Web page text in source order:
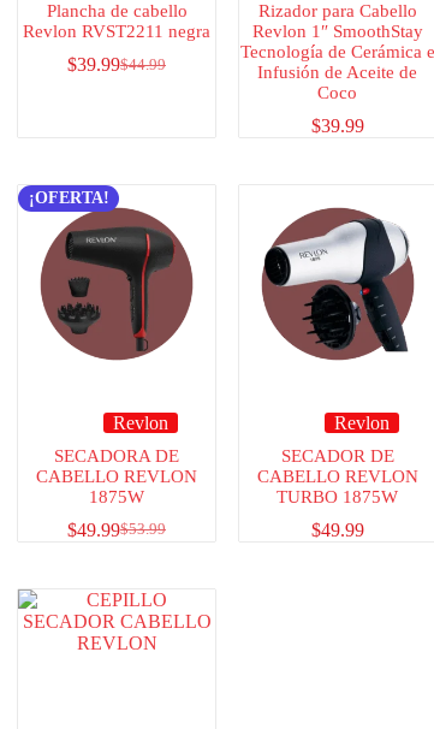
Plancha de cabello
Revlon RVST2211 negra
$44.99
$39.99
Rizador para Cabello
Revlon 1″ SmoothStay
Tecnología de Cerámica e
Infusión de Aceite de
Coco
$39.99
¡OFERTA!
Revlon
SECADORA DE
CABELLO REVLON
1875W
$53.99
$49.99
Revlon
SECADOR DE
CABELLO REVLON
TURBO 1875W
$49.99